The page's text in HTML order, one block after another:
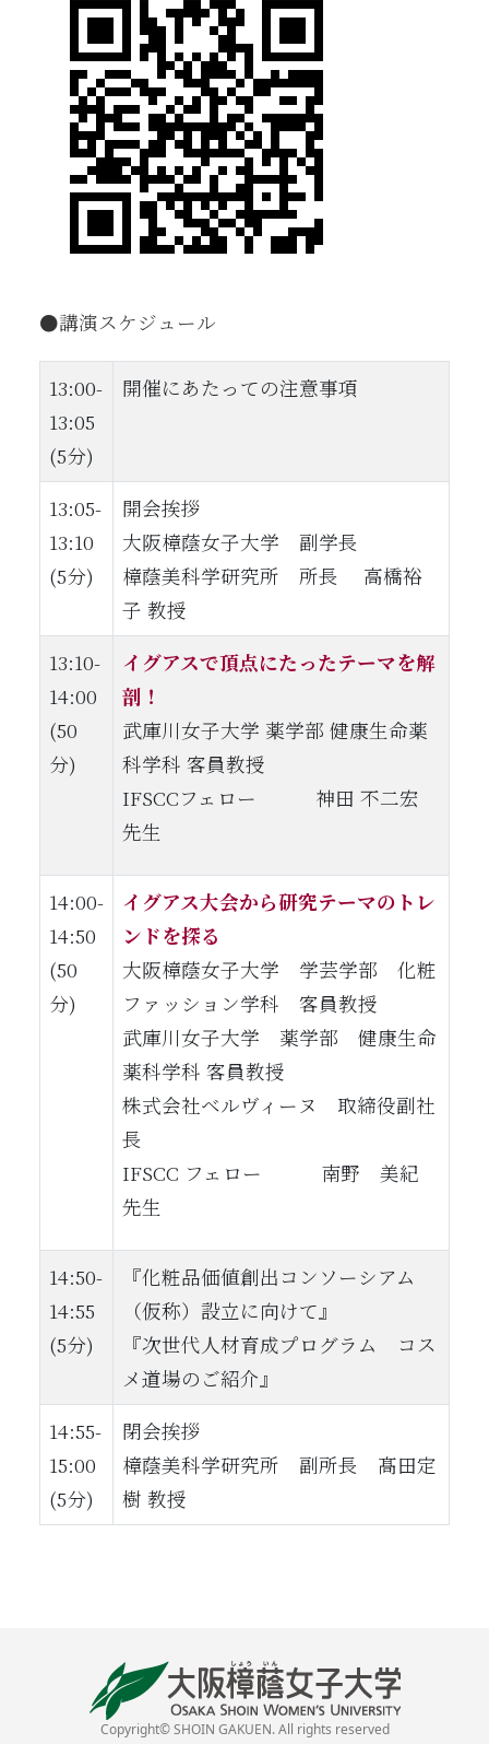
●講演スケジュール
13:00-
13:05
(5分)
開催にあたっての注意事項
13:05-
13:10
(5分)
開会挨拶
大阪樟蔭女子大学 副学長
樟蔭美科学研究所 所長 高橋裕
子 教授
13:10-
14:00
(50
分)
イグアスで頂点にたったテーマを解
剖！
武庫川女子大学 薬学部 健康生命薬
科学科 客員教授
IFSCCフェロー 神田 不二宏
先生
14:00-
14:50
(50
分)
イグアス大会から研究テーマのトレ
ンドを探る
大阪樟蔭女子大学 学芸学部 化粧
ファッション学科 客員教授
武庫川女子大学 薬学部 健康生命
薬科学科 客員教授
株式会社ベルヴィーヌ 取締役副社
長
IFSCC フェロー 南野 美紀
先生
14:50-
14:55
(5分)
『化粧品価値創出コンソーシアム
（仮称）設立に向けて』
『次世代人材育成プログラム コス
メ道場のご紹介』
14:55-
15:00
(5分)
閉会挨拶
樟蔭美科学研究所 副所長 髙田定
樹 教授
Copyright© SHOIN GAKUEN. All rights reserved